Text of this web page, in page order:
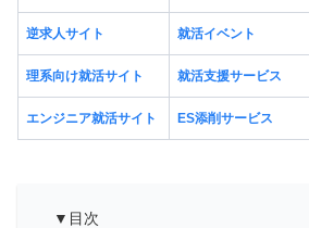
逆求人サイト 就活イベント
理系向け就活サイト 就活支援サービス
エンジニア就活サイト ES添削サービス
▼目次